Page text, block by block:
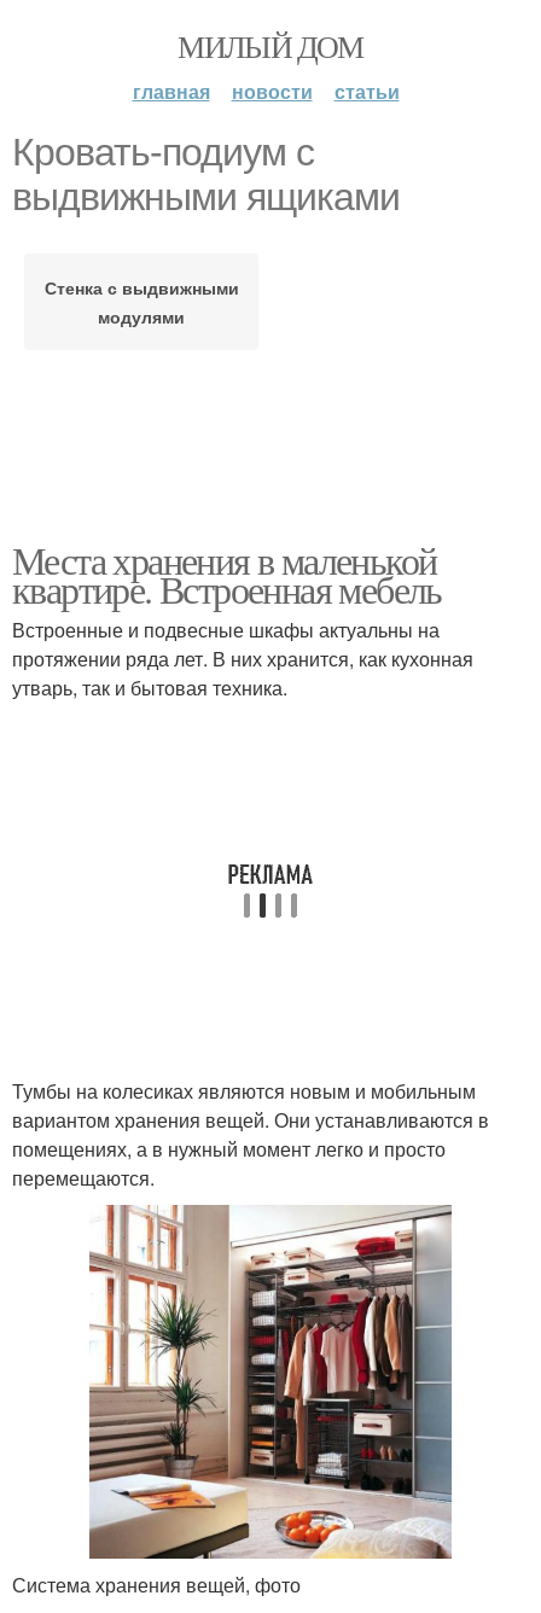
МИЛЫЙ ДОМ
главная новости статьи
Кровать-подиум с
выдвижными ящиками
Стенка с выдвижными
модулями
Места хранения в маленькой
квартире. Встроенная мебель
Встроенные и подвесные шкафы актуальны на
протяжении ряда лет. В них хранится, как кухонная
утварь, так и бытовая техника.
Тумбы на колесиках являются новым и мобильным
вариантом хранения вещей. Они устанавливаются в
помещениях, а в нужный момент легко и просто
перемещаются.
Система хранения вещей, фото